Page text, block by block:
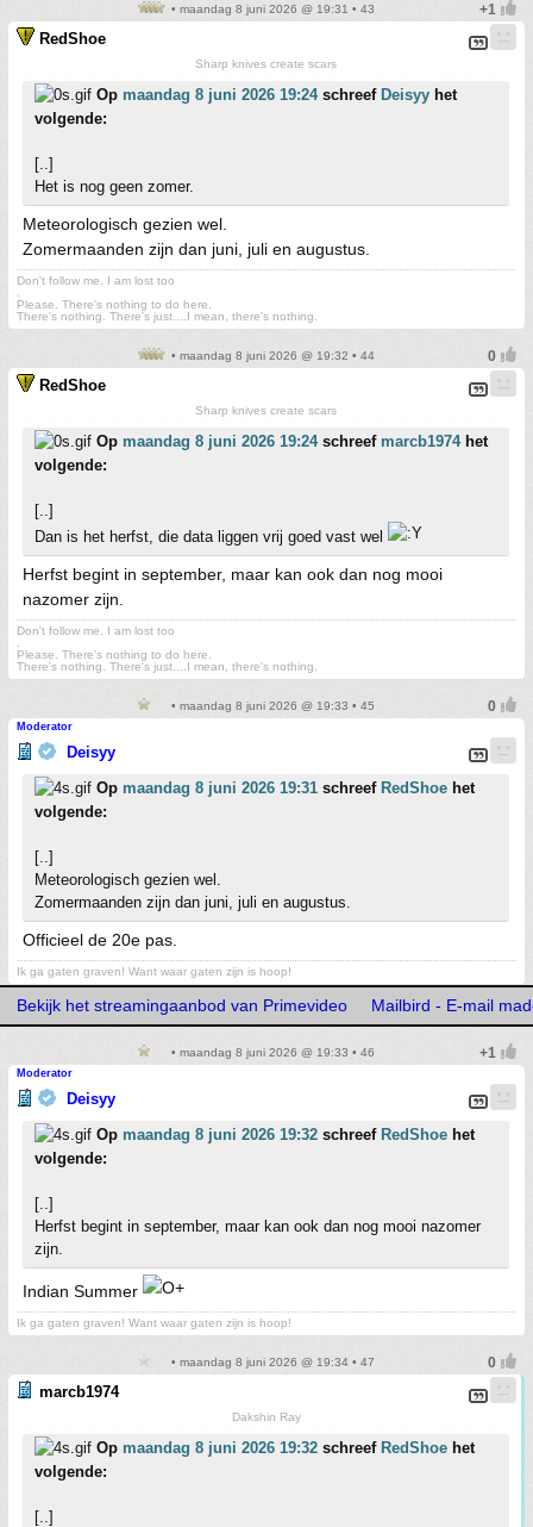
• maandag 8 juni 2026 @ 19:31 • 43
RedShoe
Sharp knives create scars
Op maandag 8 juni 2026 19:24schreef Deisyy het
volgende:
[..]
Het is nog geen zomer.
Meteorologisch gezien wel.
Zomermaanden zijn dan juni, juli en augustus.
Don't follow me. I am lost too
Please. There's nothing to do here.
There's nothing. There's just....I mean, there's nothing.
• maandag 8 juni 2026 @ 19:32 • 44
RedShoe
Sharp knives create scars
Op maandag 8 juni 2026 19:24schreef marcb1974het
volgende:
[..]
Dan is het herfst, die data liggen vrij goed vast wel
Herfst begint in september, maar kan ook dan nog mooi
nazomer zijn.
Don't follow me. I am lost too
Please. There's nothing to do here.
There's nothing. There's just....I mean, there's nothing.
• maandag 8 juni 2026 @ 19:33 • 45
Moderator
Deisyy
Op maandag 8 juni 2026 19:31 schreef RedShoe het
volgende:
[..]
Meteorologisch gezien wel.
Zomermaanden zijn dan juni, juli en augustus.
Officieel de 20e pas.
Ik ga gaten graven! Want waar gaten zijn is hoop!
Bekijk het streamingaanbod van Primevideo Mailbird - E-mail
• maandag 8 juni 2026 @ 19:33 • 46
Moderator
Deisyy
Op maandag 8 juni 2026 19:32 schreef RedShoe het
volgende:
[..]
Herfst begint in september, maar kan ook dan nog mooi nazomer
zijn.
Indian Summer
Ik ga gaten graven! Want waar gaten zijn is hoop!
• maandag 8 juni 2026 @ 19:34 • 47
marcb1974
Dakshin Ray
Op maandag 8 juni 2026 19:32 schreef RedShoe het
volgende:
[..]